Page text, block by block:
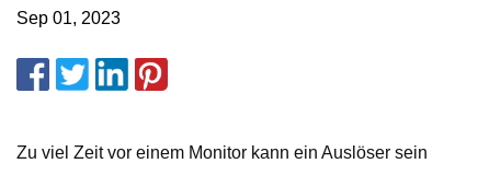
Sep 01, 2023
Zu viel Zeit vor einem Monitor kann ein Auslöser sein